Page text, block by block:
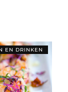
EN DRINKEN